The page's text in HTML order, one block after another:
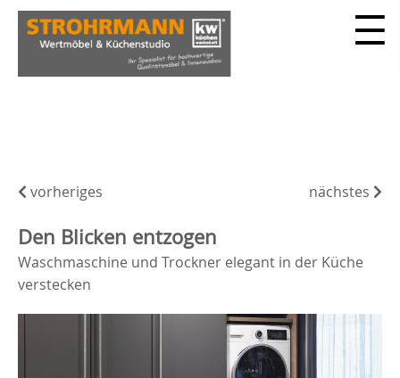
vorheriges nächstes
Den Blicken entzogen
Waschmaschine und Trockner elegant in der Küche
verstecken